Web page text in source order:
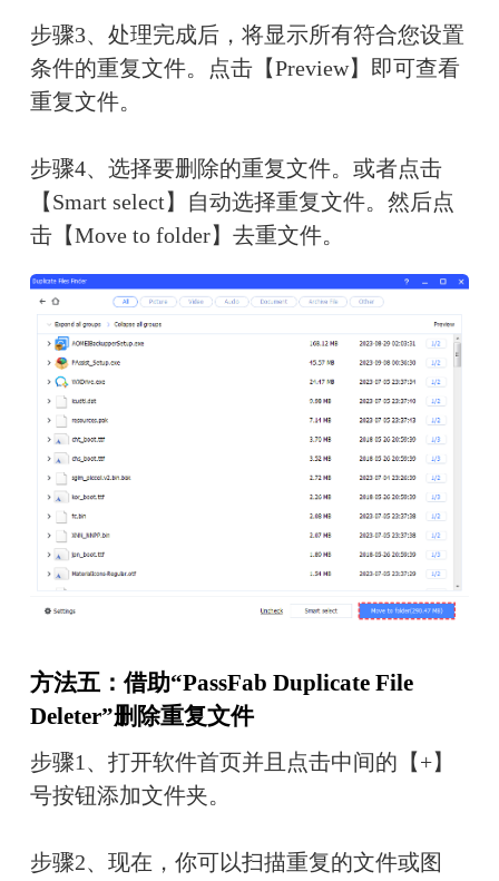
步骤3、处理完成后，将显示所有符合您设置
条件的重复文件。点击【Preview】即可查看
重复文件。
步骤4、选择要删除的重复文件。或者点击
【Smart select】自动选择重复文件。然后点
击【Move to folder】去重文件。
方法五：借助“PassFab Duplicate File
Deleter”删除重复文件
步骤1、打开软件首页并且点击中间的【+】
号按钮添加文件夹。
步骤2、现在，你可以扫描重复的文件或图